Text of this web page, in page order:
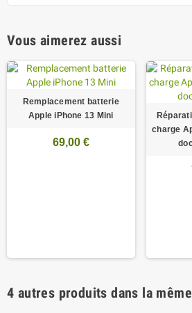
Vous aimerez aussi
Remplacement batterie
Apple iPhone 13 Mini
69,00 €
charge
4 autres produits dans la